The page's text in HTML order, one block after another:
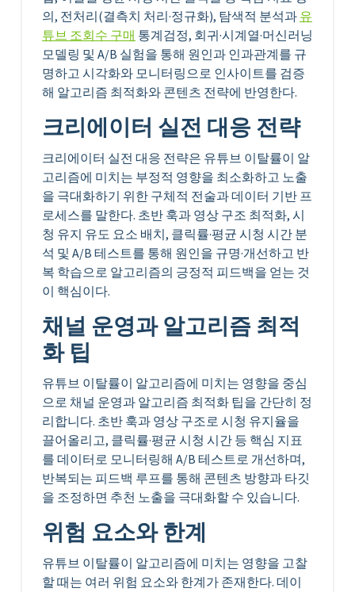
의, 전처리(결측치 처리·정규화), 탐색적 분석과 유
튜브 조회수 구매 통계검정, 회귀·시계열·머신러닝
모델링 및 A/B 실험을 통해 원인과 인과관계를 규
명하고 시각화와 모니터링으로 인사이트를 검증
해 알고리즘 최적화와 콘텐츠 전략에 반영한다.
크리에이터 실전 대응 전략
크리에이터 실전 대응 전략은 유튜브 이탈률이 알
고리즘에 미치는 부정적 영향을 최소화하고 노출
을 극대화하기 위한 구체적 전술과 데이터 기반 프
로세스를 말한다. 초반 훅과 영상 구조 최적화, 시
청 유지 유도 요소 배치, 클릭률·평균 시청 시간 분
석 및 A/B 테스트를 통해 원인을 규명·개선하고 반
복 학습으로 알고리즘의 긍정적 피드백을 얻는 것
이 핵심이다.
채널 운영과 알고리즘 최적
화 팁
유튜브 이탈률이 알고리즘에 미치는 영향을 중심
으로 채널 운영과 알고리즘 최적화 팁을 간단히 정
리합니다. 초반 훅과 영상 구조로 시청 유지율을
끌어올리고, 클릭률·평균 시청 시간 등 핵심 지표
를 데이터로 모니터링해 A/B 테스트로 개선하며,
반복되는 피드백 루프를 통해 콘텐츠 방향과 타깃
을 조정하면 추천 노출을 극대화할 수 있습니다.
위험 요소와 한계
유튜브 이탈률이 알고리즘에 미치는 영향을 고찰
할 때는 여러 위험 요소와 한계가 존재한다. 데이